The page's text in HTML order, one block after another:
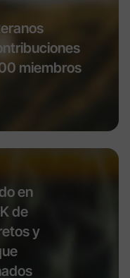
miembros
en
de
y